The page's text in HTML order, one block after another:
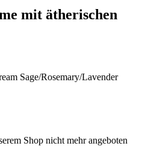
mit ätherischen
Sage/Rosemary/Lavender
Shop nicht mehr angeboten